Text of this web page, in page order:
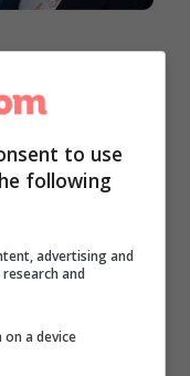
a 18 anni
to use
following
advertising and
and
a device